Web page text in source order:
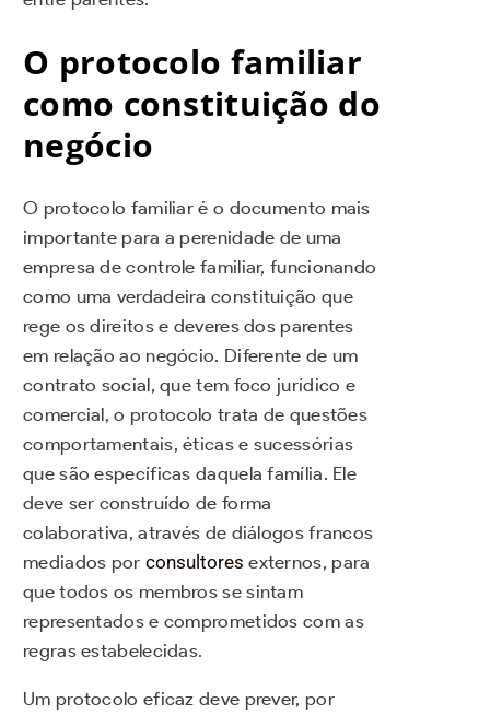
O protocolo familiar
como constituição do
negócio
O protocolo familiar é o documento mais
importante para a perenidade de uma
empresa de controle familiar, funcionando
como uma verdadeira constituição que
rege os direitos e deveres dos parentes
em relação ao negócio. Diferente de um
contrato social, que tem foco jurídico e
comercial, o protocolo trata de questões
comportamentais, éticas e sucessórias
que são específicas daquela família. Ele
deve ser construído de forma
colaborativa, através de diálogos francos
mediados por consultores externos, para
que todos os membros se sintam
representados e comprometidos com as
regras estabelecidas.
Um protocolo eficaz deve prever, por